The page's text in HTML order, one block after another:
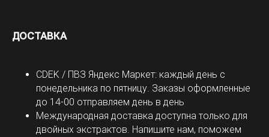
ДОСТАВКА
CDEK / ПВЗ Яндекс Маркет: каждый день с
понедельника по пятницу. Заказы оформленные
до 14-00 отправляем день в день
Международная доставка доступна только для
двойных экстрактов. Напишите нам, поможем